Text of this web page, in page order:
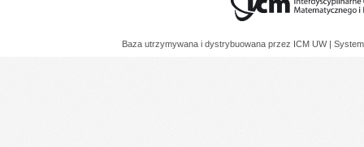
Baza utrzymywana i dystrybuowana przez ICM UW |